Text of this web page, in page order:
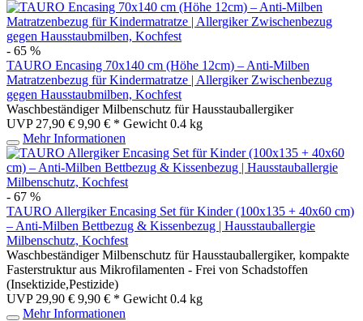
- 65 %
TAURO Encasing 70x140 cm (Höhe 12cm) – Anti-Milben
Matratzenbezug für Kindermatratze | Allergiker Zwischenbezug
gegen Hausstaubmilben, Kochfest
Waschbeständiger Milbenschutz für Hausstauballergiker
UVP 27,90 € 9,90 € * Gewicht 0.4 kg
Mehr Informationen
- 67 %
TAURO Allergiker Encasing Set für Kinder (100x135 + 40x60 cm)
– Anti-Milben Bettbezug & Kissenbezug | Hausstauballergie
Milbenschutz, Kochfest
Waschbeständiger Milbenschutz für Hausstauballergiker, kompakte
Fasterstruktur aus Mikrofilamenten - Frei von Schadstoffen
(Insektizide,Pestizide)
UVP 29,90 € 9,90 € * Gewicht 0.4 kg
Mehr Informationen